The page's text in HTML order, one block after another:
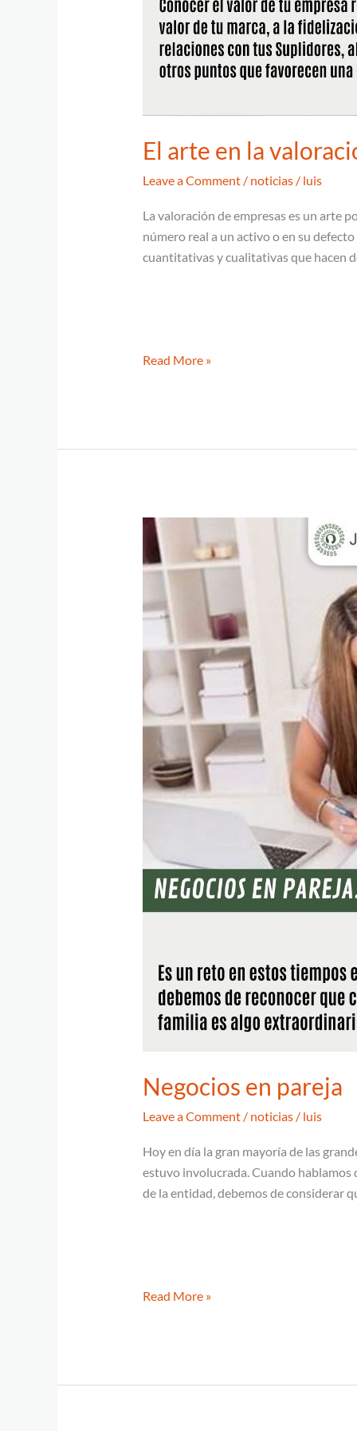
El arte en la
Leave a Comment / noticias/ luis
La valoración de empresas es un arte
número real a un activo o en su
cuantitativas y cualitativas que hacen
Read More »
Negocios en pareja
Leave a Comment / noticias/ luis
Hoy en día la gran mayoría de las
estuvo involucrada. Cuando hablamos
de la entidad, debemos de considerar
Negocios
pareja
Read More »